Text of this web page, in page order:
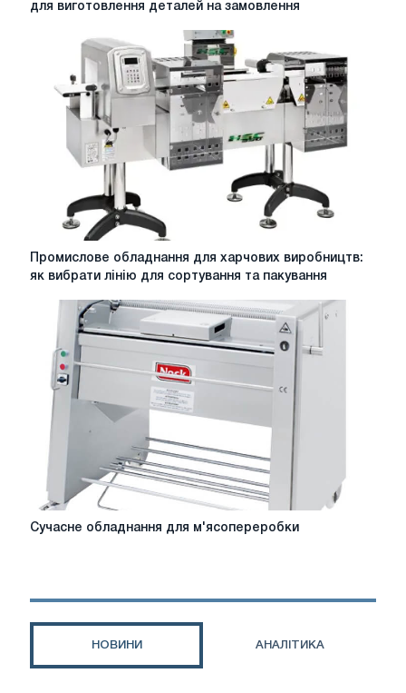
технічного
завдання
виготовлення
деталей
замовлення
для виготовлення деталей на замовлення
Промислове
обладнання
харчових
виробництв:
вибрати
лінію
для
сортування
продукції
Промислове обладнання для харчових виробництв:
як вибрати лінію для сортування та пакування
Сучасне
Сучасне обладнання для м'ясопереробки
НОВИНИ АНАЛІТИКА